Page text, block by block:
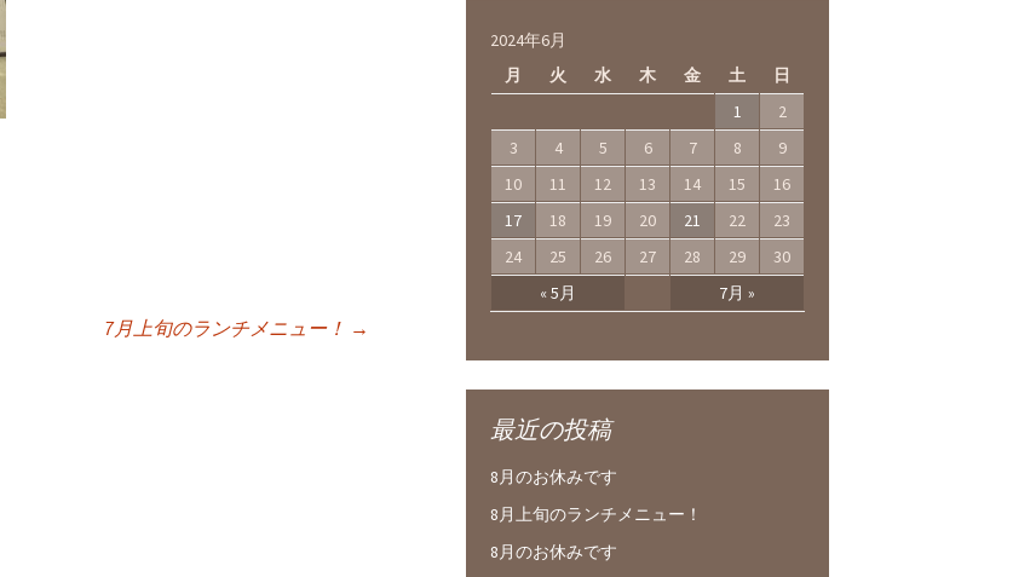
7月上旬のランチメニュー！ →
2024年6月
月
火 水 木 金 土 日
« 5月 7月 »
1
2
3
4 5 6 7 8
9
10
11 12 13 14 15
16
17
18 19 20 21 22
23
24
25 26 27 28 29 30
最近の投稿
8月のお休みです
8月上旬のランチメニュー！
8月のお休みです